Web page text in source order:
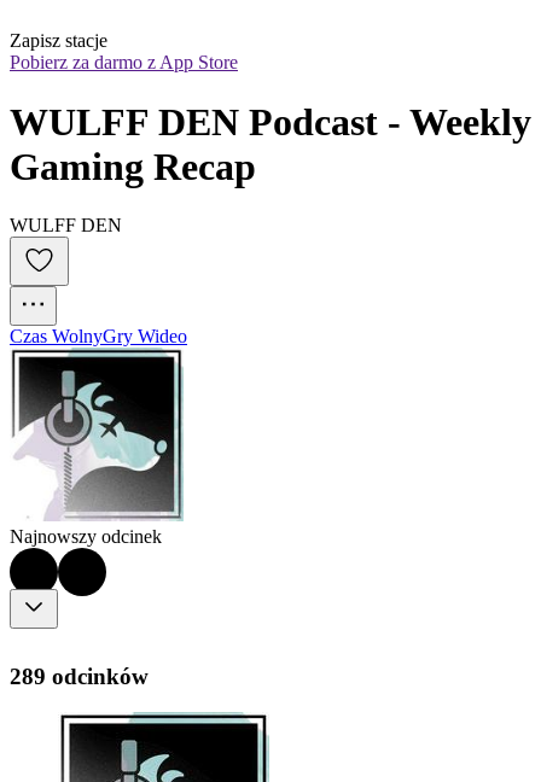
Zapisz stacje
Pobierz za darmo z App Store
WULFF DEN Podcast - Weekly
Gaming Recap
WULFF DEN
Czas WolnyGry Wideo
Najnowszy odcinek
289 odcinków